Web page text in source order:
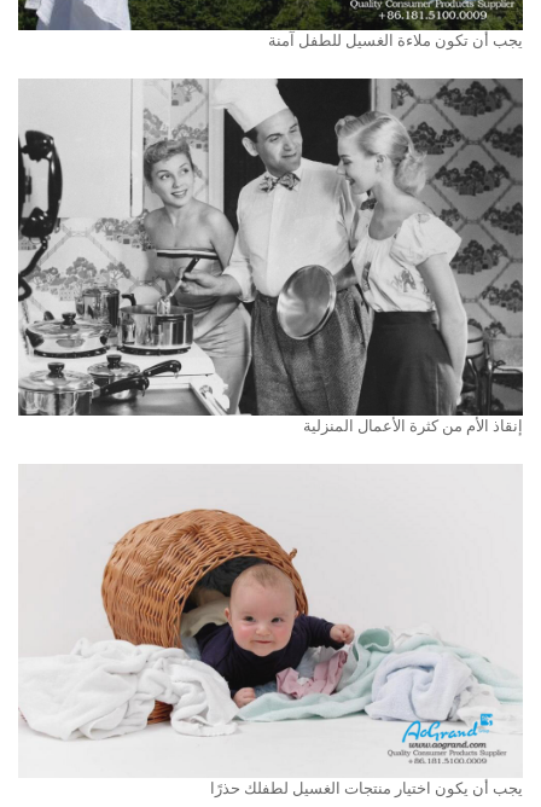
يجب أن تكون ملاءة الغسيل للطفل آمنة
إنقاذ الأم من كثرة الأعمال المنزلية
يجب أن يكون اختيار منتجات الغسيل لطفلك حذرًا